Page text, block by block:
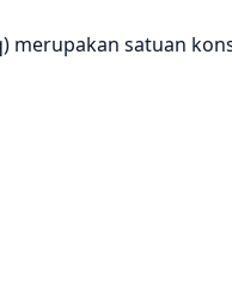
merupakan satuan